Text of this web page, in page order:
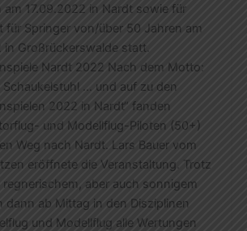
am 17.09.2022 in Nardt sowie für
für Springer von/über 50 Jahren am
in Großrückerswalde statt.
Nardt 2022 Nach dem Motto:
Schaukelstuhl … und auf zu den
2022 in Nardt“ fanden
und Modellflug-Piloten (50+)
Weg nach Nardt. Lars Bauer vom
eröffnete die Veranstaltung. Trotz
aber auch sonnigem
dann ab Mittag in den Disziplinen
und Modellflug alle Wertungen